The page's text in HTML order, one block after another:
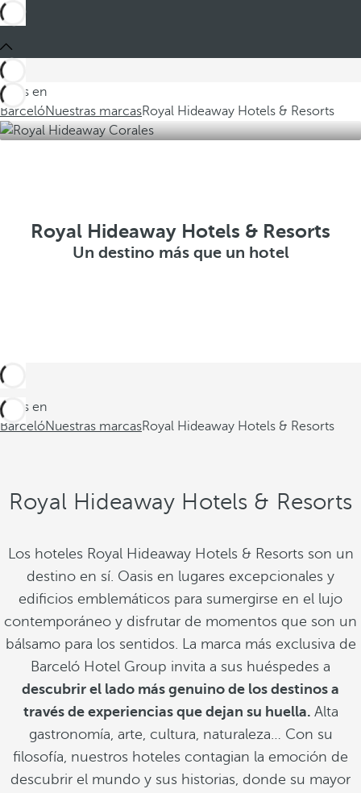
Estás en
BarcelóNuestras marcasRoyal Hideaway Hotels & Resorts
Royal Hideaway Hotels & Resorts
Un destino más que un hotel
Estás en
BarcelóNuestras marcasRoyal Hideaway Hotels & Resorts
Royal Hideaway Hotels & Resorts
Los hoteles Royal Hideaway Hotels & Resorts son un
destino en sí. Oasis en lugares excepcionales y
edificios emblemáticos para sumergirse en el lujo
contemporáneo y disfrutar de momentos que son un
bálsamo para los sentidos. La marca más exclusiva de
Barceló Hotel Group invita a sus huéspedes a
descubrir el lado más genuino de los destinos a
través de experiencias que dejan su huella. Alta
gastronomía, arte, cultura, naturaleza… Con su
filosofía, nuestros hoteles contagian la emoción de
descubrir el mundo y sus historias, donde su mayor